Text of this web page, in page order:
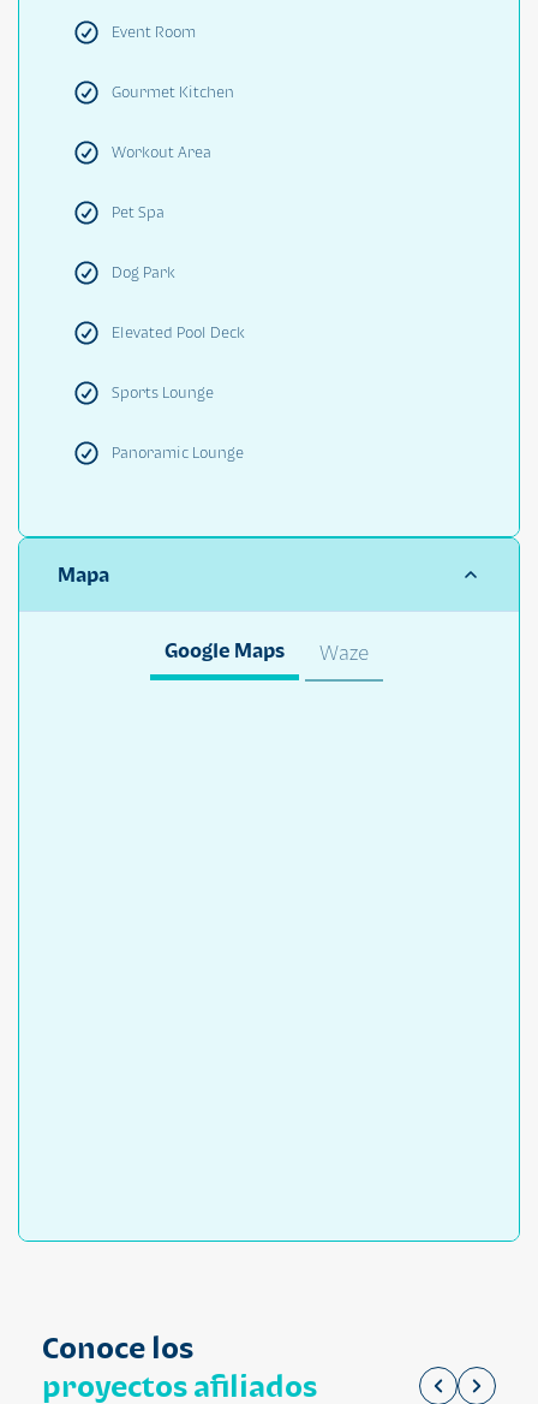
Event Room
Gourmet Kitchen
Workout Area
Pet Spa
Dog Park
Elevated Pool Deck
Sports Lounge
Panoramic Lounge
Mapa
Google Maps Waze
Conoce los
proyectos afiliados